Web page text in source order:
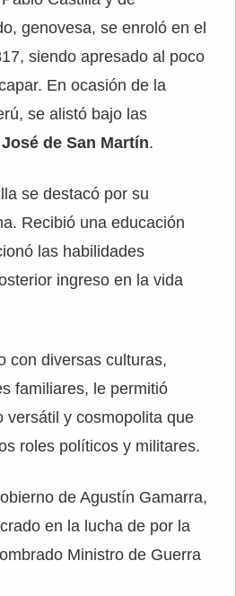
genovesa, se enroló en el
siendo apresado al poco
En ocasión de la
se alistó bajo las
de San Martín.
se destacó por su
Recibió una educación
las habilidades
ingreso en la vida
con diversas culturas,
familiares, le permitió
versátil y cosmopolita que
roles políticos y militares.
de Agustín Gamarra,
en la lucha de por la
Ministro de Guerra